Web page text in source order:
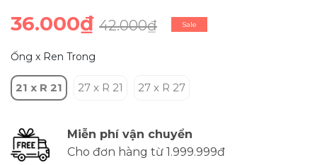
36.000₫ 42.000₫ Sale
Ống x Ren Trong
21 x R 21 27 x R 21 27 x R 27
Miễn phí vận chuyển
Cho đơn hàng từ 1.999.999đ